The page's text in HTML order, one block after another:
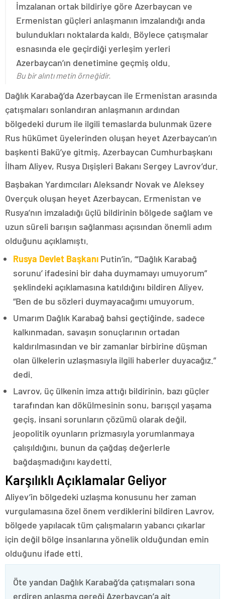
İmzalanan ortak bildiriye göre Azerbaycan ve
Ermenistan güçleri anlaşmanın imzalandığı anda
bulundukları noktalarda kaldı. Böylece çatışmalar
esnasında ele geçirdiği yerleşim yerleri
Azerbaycan’ın denetimine geçmiş oldu.
Bu bir alıntı metin örneğidir.
Dağlık Karabağ’da Azerbaycan ile Ermenistan arasında
çatışmaları sonlandıran anlaşmanın ardından
bölgedeki durum ile ilgili temaslarda bulunmak üzere
Rus hükümet üyelerinden oluşan heyet Azerbaycan’ın
başkenti Bakü’ye gitmiş, Azerbaycan Cumhurbaşkanı
İlham Aliyev, Rusya Dışişleri Bakanı Sergey Lavrov’dur.
Başbakan Yardımcıları Aleksandr Novak ve Aleksey
Overçuk oluşan heyet Azerbaycan, Ermenistan ve
Rusya’nın imzaladığı üçlü bildirinin bölgede sağlam ve
uzun süreli barışın sağlanması açısından önemli adım
olduğunu açıklamıştı.
Rusya Devlet Başkanı Putin’in, “‘Dağlık Karabağ
sorunu’ ifadesini bir daha duymamayı umuyorum”
şeklindeki açıklamasına katıldığını bildiren Aliyev,
“Ben de bu sözleri duymayacağımı umuyorum.
Umarım Dağlık Karabağ bahsi geçtiğinde, sadece
kalkınmadan, savaşın sonuçlarının ortadan
kaldırılmasından ve bir zamanlar birbirine düşman
olan ülkelerin uzlaşmasıyla ilgili haberler duyacağız.”
dedi.
Lavrov, üç ülkenin imza attığı bildirinin, bazı güçler
tarafından kan dökülmesinin sonu, barışçıl yaşama
geçiş, insani sorunların çözümü olarak değil,
jeopolitik oyunların prizmasıyla yorumlanmaya
çalışıldığını, bunun da çağdaş değerlerle
bağdaşmadığını kaydetti.
Karşılıklı Açıklamalar Geliyor
Aliyev’in bölgedeki uzlaşma konusunu her zaman
vurgulamasına özel önem verdiklerini bildiren Lavrov,
bölgede yapılacak tüm çalışmaların yabancı çıkarlar
için değil bölge insanlarına yönelik olduğundan emin
olduğunu ifade etti.
Öte yandan Dağlık Karabağ’da çatışmaları sona
erdiren anlaşma gereği Azerbaycan’a ait